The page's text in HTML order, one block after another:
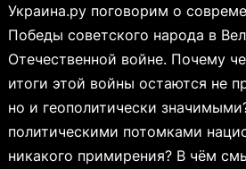
Украина.ру поговорим о
Победы советского народа в
Отечественной войне. Почему
итоги этой войны остаются не
но и геополитически
политическими потомками
никакого примирения? В чём